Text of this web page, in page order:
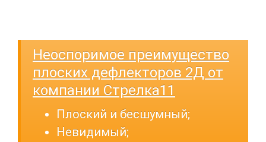
Неоспоримое преимущество
плоских дефлекторов 2Д от
компании Стрелка11
Плоский и бесшумный;
Невидимый;